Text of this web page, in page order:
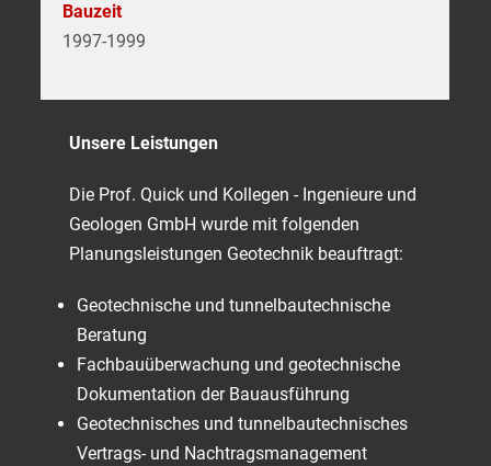
Bauzeit
1997-1999
Unsere Leistungen
Die Prof. Quick und Kollegen - Ingenieure und
Geologen GmbH wurde mit folgenden
Planungsleistungen Geotechnik beauftragt:
Geotechnische und tunnelbautechnische
Beratung
Fachbauüberwachung und geotechnische
Dokumentation der Bauausführung
Geotechnisches und tunnelbautechnisches
Vertrags- und Nachtragsmanagement